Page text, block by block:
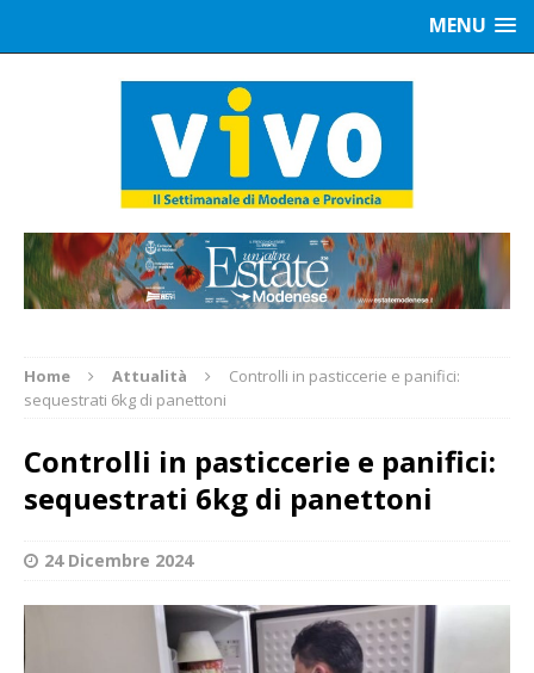
MENU
Home Attualità
Controlli in pasticcerie e panifici:
sequestrati 6kg di panettoni
Controlli in pasticcerie e panifici:
sequestrati 6kg di panettoni
24 Dicembre 2024